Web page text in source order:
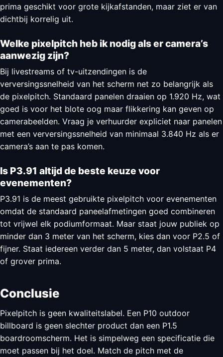
prima geschikt voor grote kijkafstanden, maar ziet er van
dichtbij korrelig uit.
Welke pixelpitch heb ik nodig als er camera’s
aanwezig zijn?
Bij livestreams of tv-uitzendingen is de
verversingssnelheid van het scherm net zo belangrijk als
de pixelpitch. Standaard panelen draaien op 1.920 Hz, wat
goed is voor het blote oog maar flikkering kan geven op
camerabeelden. Vraag je verhuurder expliciet naar panelen
met een verversingssnelheid van minimaal 3.840 Hz als er
camera’s aan te pas komen.
Is P3.91 altijd de beste keuze voor
evenementen?
P3.91 is de meest gebruikte pixelpitch voor evenementen
omdat de standaard paneelafmetingen goed combineren
tot vrijwel elk podiumformaat. Maar staat jouw publiek op
minder dan 3 meter van het scherm, kies dan voor P2.5 of
fijner. Staat iedereen verder dan 5 meter, dan volstaat P4
of grover prima.
Conclusie
Pixelpitch is geen kwaliteitslabel. Een P10 outdoor
billboard is geen slechter product dan een P1.5
boardroomscherm. Het is simpelweg een specificatie die
moet passen bij het doel. Match de pitch met de